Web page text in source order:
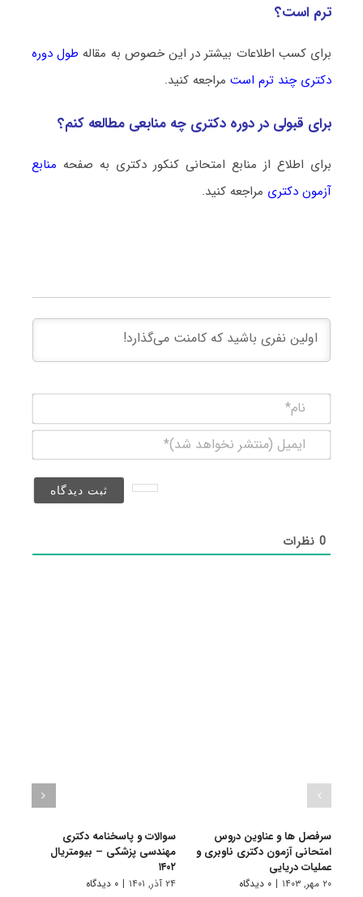
ترم است؟
برای کسب اطلاعات بیشتر در این خصوص به مقاله طول دوره
دکتری چند ترم استمراجعه کنید.
برای قبولی در دوره دکتری چه منابعی مطالعه کنم؟
برای اطلاع از منابع امتحانی کنکور دکتری به صفحه منابع
آزمون دکتری مراجعه کنید.
(منتشر
0نظرات
سرفصل ها و عناوین دروس
امتحانی آزمون دکتری ناوبری و
عملیات دریایی
۲۰ مهر, ۱۴۰۳ | ۰ دیدگاه
سوالات و پاسخنامه دکتری
مهندسی پزشکی – بیومتریال
۱۴۰۲
۲۴ آذر, ۱۴۰۱ | ۰ دیدگاه